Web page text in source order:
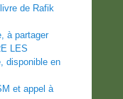
de Rafik
à partager
LES
disponible en
et appel à